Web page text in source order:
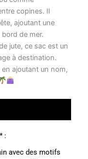
copines. Il
ajoutant une
de mer.
jute, ce sac est un
à destination.
ajoutant un nom,
:
avec des motifs